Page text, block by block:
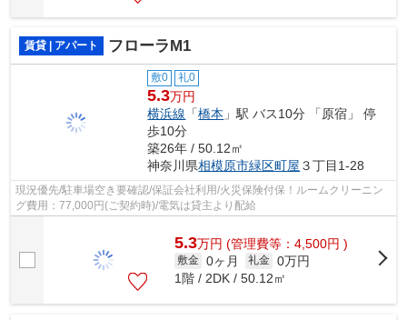
賃貸 | アパート フローラM1
敷0 礼0
5.3万円
横浜線 「橋本 」駅 バス10分 「原宿」 停
歩10分
築26年 / 50.12㎡
神奈川県相模原市緑区町屋 ３丁目1-28
現況優先/駐車場空き要確認/保証会社利用/火災保険付保！ルームクリーニン
グ費用：77,000円(ご契約時)/電気は貸主より配給
5.3万円 (管理費等：4,500円 )
敷金 0ヶ月 礼金 0万円
1階 / 2DK / 50.12㎡